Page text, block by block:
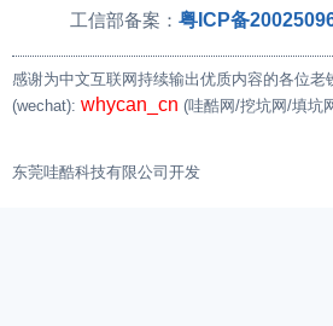
工信部备案： 粤ICP备
感谢为中文互联网持续输出优质内容的各位老
(wechat): whycan_cn (哇酷网/挖坑网/填坑
东莞哇酷科技有限公司开发